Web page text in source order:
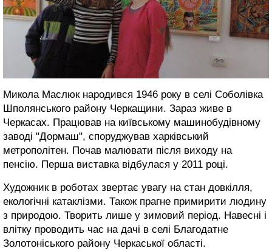
Микола Маслюк народився 1946 року в селі Соболівка
Шполянського району Черкащини. Зараз живе в
Черкасах. Працював на київському машинобудівному
заводі "Дормаш", споруджував харківський
метрополітен. Почав малювати після виходу на
пенсію. Перша виставка відбулася у 2011 році.
Художник в роботах звертає увагу на стан довкілля,
екологічні катаклізми. Також прагне примирити людину
з природою. Творить лише у зимовий період. Навесні і
влітку проводить час на дачі в селі Благодатне
Золотоніського району Черкаської області.